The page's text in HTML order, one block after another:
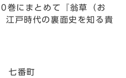
巻にまとめて『翁草（お
江戸時代の裏面史を知る貴
七番町